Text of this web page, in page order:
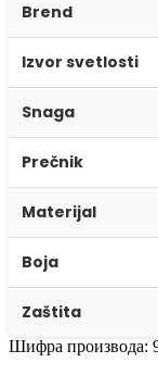
Brend
Izvor svetlosti
Snaga
Prečnik
Materijal
Boja
Zaštita
Шифра производа: